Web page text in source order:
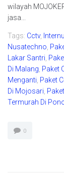
wilayah
jasa...
Tags: Cctv,
Nusatechno
Lakar Santri
Di Malang Paket
Menganti Paket
Di Mojosari
Termurah Di
0